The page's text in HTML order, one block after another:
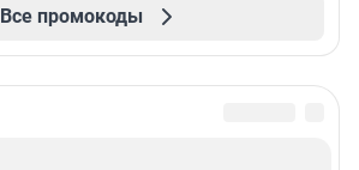
Все промокоды